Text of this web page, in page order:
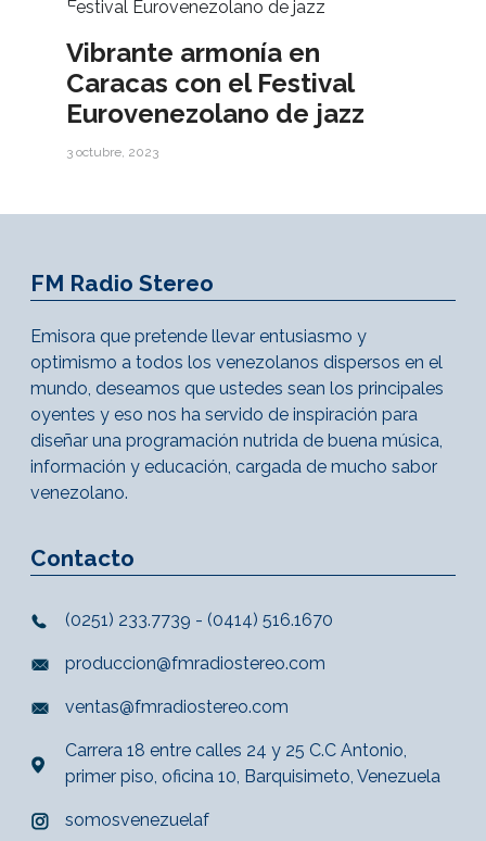
Vibrante armonía en
Caracas con el Festival
Eurovenezolano de jazz
3 octubre, 2023
FM Radio Stereo
Emisora que pretende llevar entusiasmo y
optimismo a todos los venezolanos dispersos en el
mundo, deseamos que ustedes sean los principales
oyentes y eso nos ha servido de inspiración para
diseñar una programación nutrida de buena música,
información y educación, cargada de mucho sabor
venezolano.
Contacto
(0251) 233.7739 - (0414) 516.1670
produccion@fmradiostereo.com
ventas@fmradiostereo.com
Carrera 18 entre calles 24 y 25 C.C Antonio,
primer piso, oficina 10, Barquisimeto, Venezuela
somosvenezuelaf